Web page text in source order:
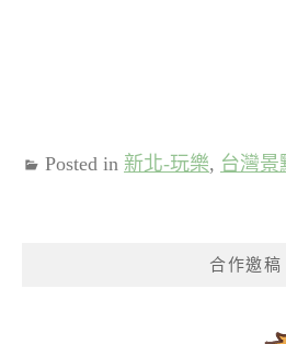
Posted in 新北-玩樂, 台灣景
合作邀稿